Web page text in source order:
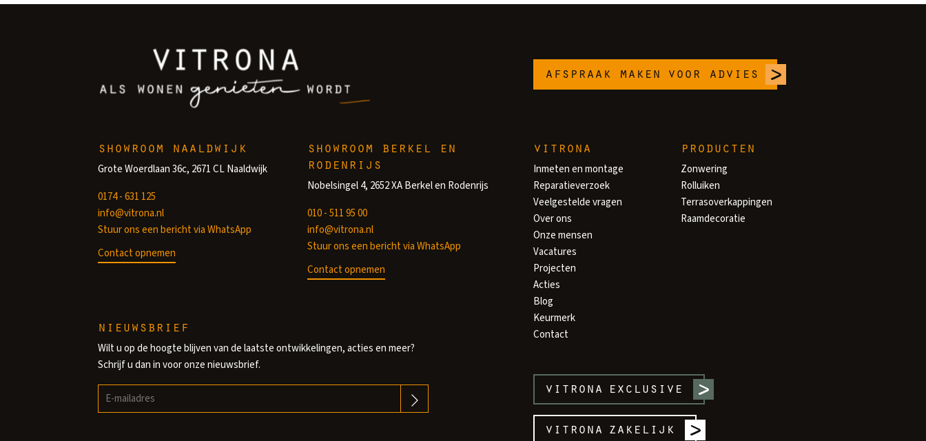
afspraak maken voor advies
showroom naaldwijk
Grote Woerdlaan 36c, 2671 CL Naaldwijk
0174 - 631 125
info@vitrona.nl
Stuur ons een bericht via WhatsApp
Contact opnemen
showroom berkel en
rodenrijs
Nobelsingel 4, 2652 XA Berkel en Rodenrijs
010 - 511 95 00
info@vitrona.nl
Stuur ons een bericht via WhatsApp
Contact opnemen
nieuwsbrief
Wilt u op de hoogte blijven van de laatste ontwikkelingen, acties en meer?
Schrijf u dan in voor onze nieuwsbrief.
vitrona
Inmeten en montage
Reparatieverzoek
Veelgestelde vragen
Over ons
Onze mensen
Vacatures
Projecten
Acties
Blog
Keurmerk
Contact
producten
Zonwering
Rolluiken
Terrasoverkappingen
Raamdecoratie
vitrona exclusive
vitrona zakelijk